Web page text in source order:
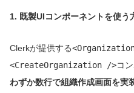
1. 既製UIコンポーネントを使う
Clerkが提供する
<CreateOrganization />コ
わずか数行で組織作成画面を実